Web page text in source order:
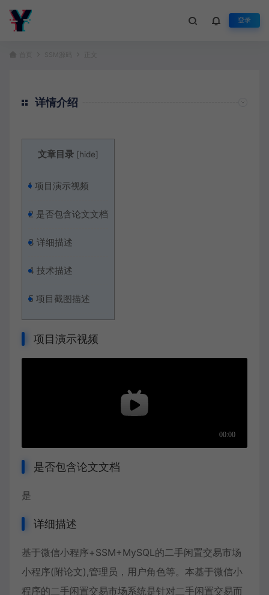
登录
详情介绍
文章目录 [hide]
1 项目演示视频
2 是否包含论文文档
3 详细描述
4 技术描述
5 项目截图描述
项目演示视频
是否包含论文文档
是
详细描述
基于微信小程序+SSM+MySQL的二手闲置交易市场
小程序(附论文),管理员，用户角色等。本基于微信小
程序的二手闲置交易市场系统是针对二手闲置交易而